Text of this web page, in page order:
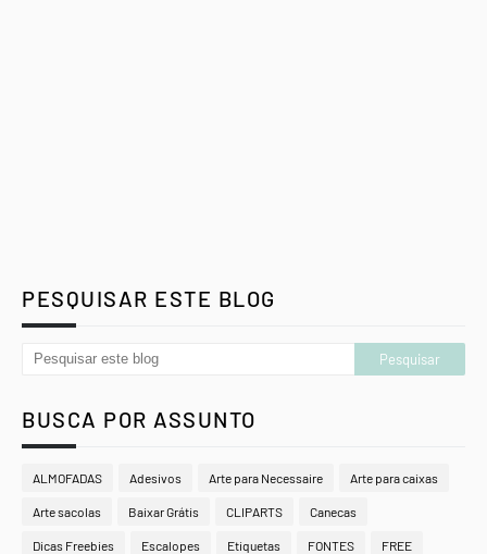
PESQUISAR ESTE BLOG
BUSCA POR ASSUNTO
ALMOFADAS Adesivos Arte para Necessaire Arte para caixas
Arte sacolas Baixar Grátis CLIPARTS Canecas
Dicas Freebies Escalopes Etiquetas FONTES FREE